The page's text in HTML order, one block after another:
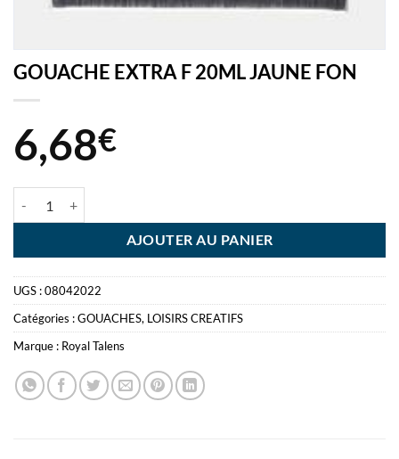
GOUACHE EXTRA F 20ML JAUNE FON
6,68€
AJOUTER AU PANIER
UGS :08042022
Catégories :GOUACHES, LOISIRS CREATIFS
Marque : Royal Talens